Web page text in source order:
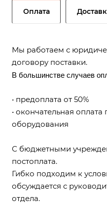
Оплата
Мы работаем с
договору поставки.
В большинстве случаев
• предоплата от 50%
• окончательная оплата
оборудования
С бюджетными
постоплата.
Гибко подходим к
обсуждается с
отдела.